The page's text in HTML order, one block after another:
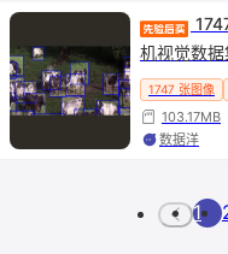
机视觉数
练与分析
1747 张图像
103.17MB
数据洋
1